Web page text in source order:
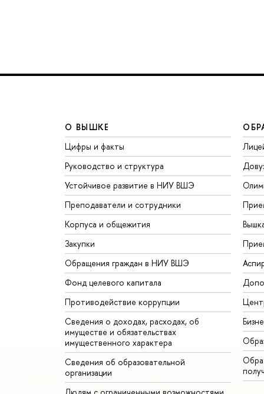
О ВЫШКЕ
Цифры и факты
Руководство и структура
Устойчивое развитие в НИУ ВШЭ
Преподаватели и сотрудники
Корпуса и общежития
Закупки
Обращения граждан в НИУ ВШЭ
Фонд целевого капитала
Противодействие коррупции
Сведения о доходах, расходах, об
имуществе и обязательствах
имущественного характера
Сведения об образовательной
организации